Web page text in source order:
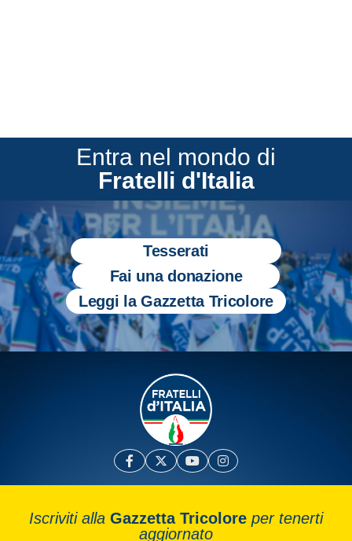
Entra nel mondo di
Fratelli d'Italia
Tesserati
Fai una donazione
Leggi la Gazzetta Tricolore
Iscriviti alla Gazzetta Tricolore per tenerti
aggiornato